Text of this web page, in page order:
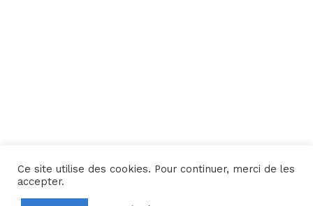
Une réalisation Yata!
Ce site utilise des cookies. Pour continuer, merci de les
accepter.